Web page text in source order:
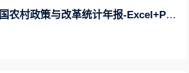
农村政策与改革统计年报-Excel+PDF（2006-2023年）